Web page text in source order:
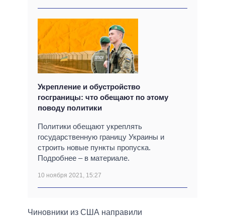
Укрепление и обустройство
госграницы: что обещают по этому
поводу политики
Политики обещают укреплять
государственную границу Украины и
строить новые пункты пропуска.
Подробнее – в материале.
10 ноября 2021, 15:27
Чиновники из США направили